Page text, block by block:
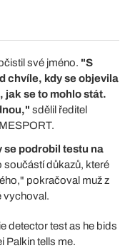
své jméno. "S
chvíle, kdy se objevila
jak se to mohlo stát.
sdělil ředitel
se podrobil testu na
součástí důkazů, které
pokračoval muž z
vychoval.
detector test as he bids
Palkin tells me.